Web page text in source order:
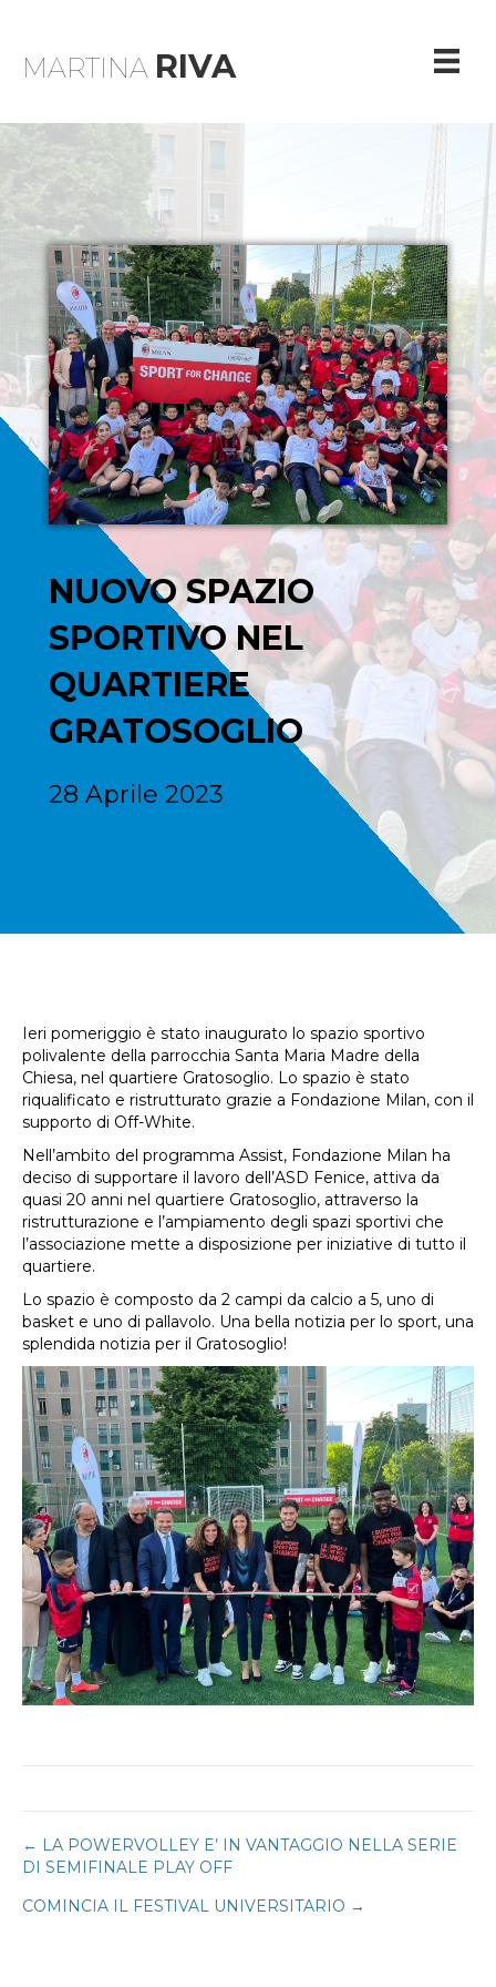
MARTINA RIVA
NUOVO SPAZIO
SPORTIVO NEL
QUARTIERE
GRATOSOGLIO
28 Aprile 2023
Ieri pomeriggio è stato inaugurato lo spazio sportivo
polivalente della parrocchia Santa Maria Madre della
Chiesa, nel quartiere Gratosoglio. Lo spazio è stato
riqualificato e ristrutturato grazie a Fondazione Milan, con il
supporto di Off-White.
Nell’ambito del programma Assist, Fondazione Milan ha
deciso di supportare il lavoro dell’ASD Fenice, attiva da
quasi 20 anni nel quartiere Gratosoglio, attraverso la
ristrutturazione e l’ampiamento degli spazi sportivi che
l’associazione mette a disposizione per iniziative di tutto il
quartiere.
Lo spazio è composto da 2 campi da calcio a 5, uno di
basket e uno di pallavolo. Una bella notizia per lo sport, una
splendida notizia per il Gratosoglio!
Navigazione
articoli
← LA POWERVOLLEY E’ IN VANTAGGIO NELLA SERIE
DI SEMIFINALE PLAY OFF
COMINCIA IL FESTIVAL UNIVERSITARIO →